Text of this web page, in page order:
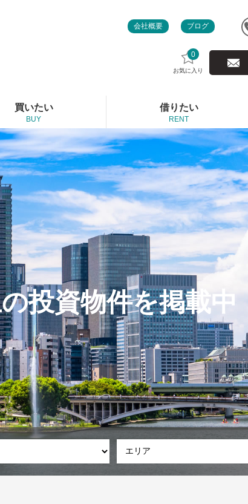
会社概要 ブログ
0
お気に入り
買いたい
BUY
借りたい
RENT
投資物件を掲載中